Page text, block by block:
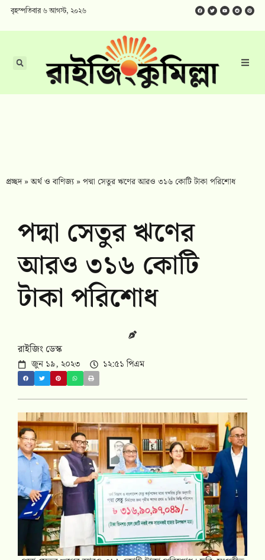
বৃহস্পতিবার ৬ আগস্ট, ২০২৬
প্রচ্ছদ»অর্থ ও বাণিজ্য»পদ্মা সেতুর ঋণের আরও ৩১৬ কোটি টাকা পরিশোধ
পদ্মা সেতুর ঋণের
আরও ৩১৬ কোটি
টাকা পরিশোধ
রাইজিং ডেস্ক
জুন ১৯, ২০২৩ ১২:৫১ পিএম